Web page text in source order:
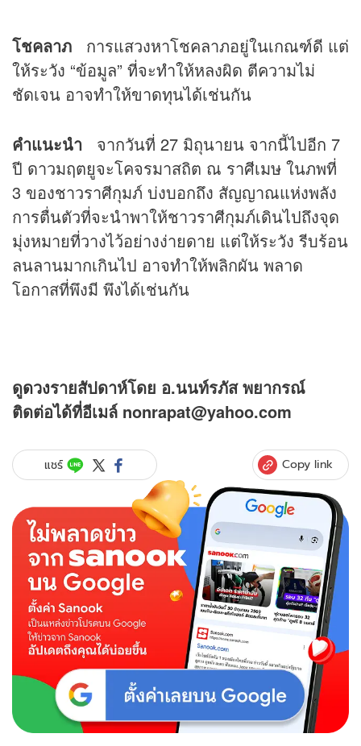
โชคลาภ การแสวงหาโชคลาภอยู่ในเกณฑ์ดี แต่
ให้ระวัง “ข้อมูล” ที่จะทำให้หลงผิด ตีความไม่
ชัดเจน อาจทำให้ขาดทุนได้เช่นกัน
คำแนะนำ จากวันที่ 27 มิถุนายน จากนี้ไปอีก 7
ปี ดาวมฤตยูจะโคจรมาสถิต ณ ราศีเมษ ในภพที่
3 ของชาวราศีกุมภ์ บ่งบอกถึง สัญญาณแห่งพลัง
การตื่นตัวที่จะนำพาให้ชาวราศีกุมภ์เดินไปถึงจุด
มุ่งหมายที่วางไว้อย่างง่ายดาย แต่ให้ระวัง รีบร้อน
ลนลานมากเกินไป อาจทำให้พลิกผัน พลาด
โอกาสที่พึงมี พึงได้เช่นกัน
ดูดวงรายสัปดาห์โดย อ.นนท์รภัส พยากรณ์
ติดต่อได้ที่อีเมล์ nonrapat@yahoo.com
แชร์ Copy link